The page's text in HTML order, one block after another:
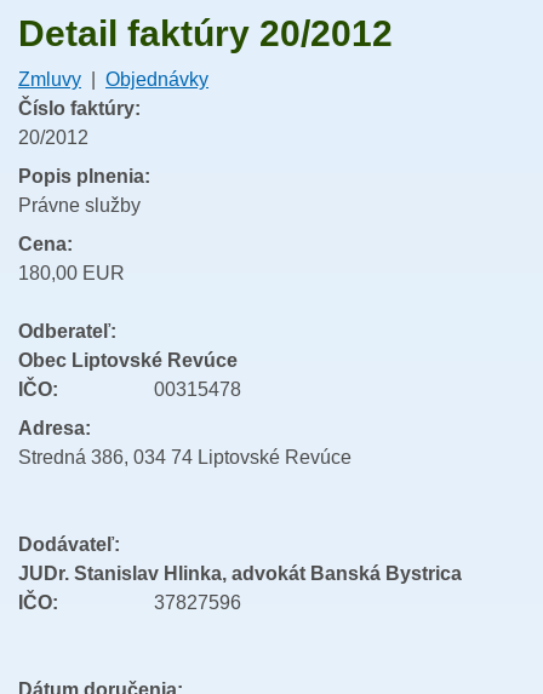
Detail faktúry 20/2012
Zmluvy
Objednávky
Číslo faktúry:
20/2012
Popis plnenia:
Právne služby
Cena:
180,00 EUR
Odberateľ:
Obec Liptovské Revúce
IČO:
00315478
Adresa:
Stredná 386, 034 74 Liptovské Revúce
Dodávateľ:
JUDr. Stanislav Hlinka, advokát Banská Bystrica
IČO:
37827596
Dátum doručenia: